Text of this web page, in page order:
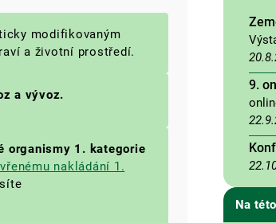
modifikovaným
a životní prostředí.
a vývoz.
organismy 1. kategorie
nakládání 1.
9.
Na